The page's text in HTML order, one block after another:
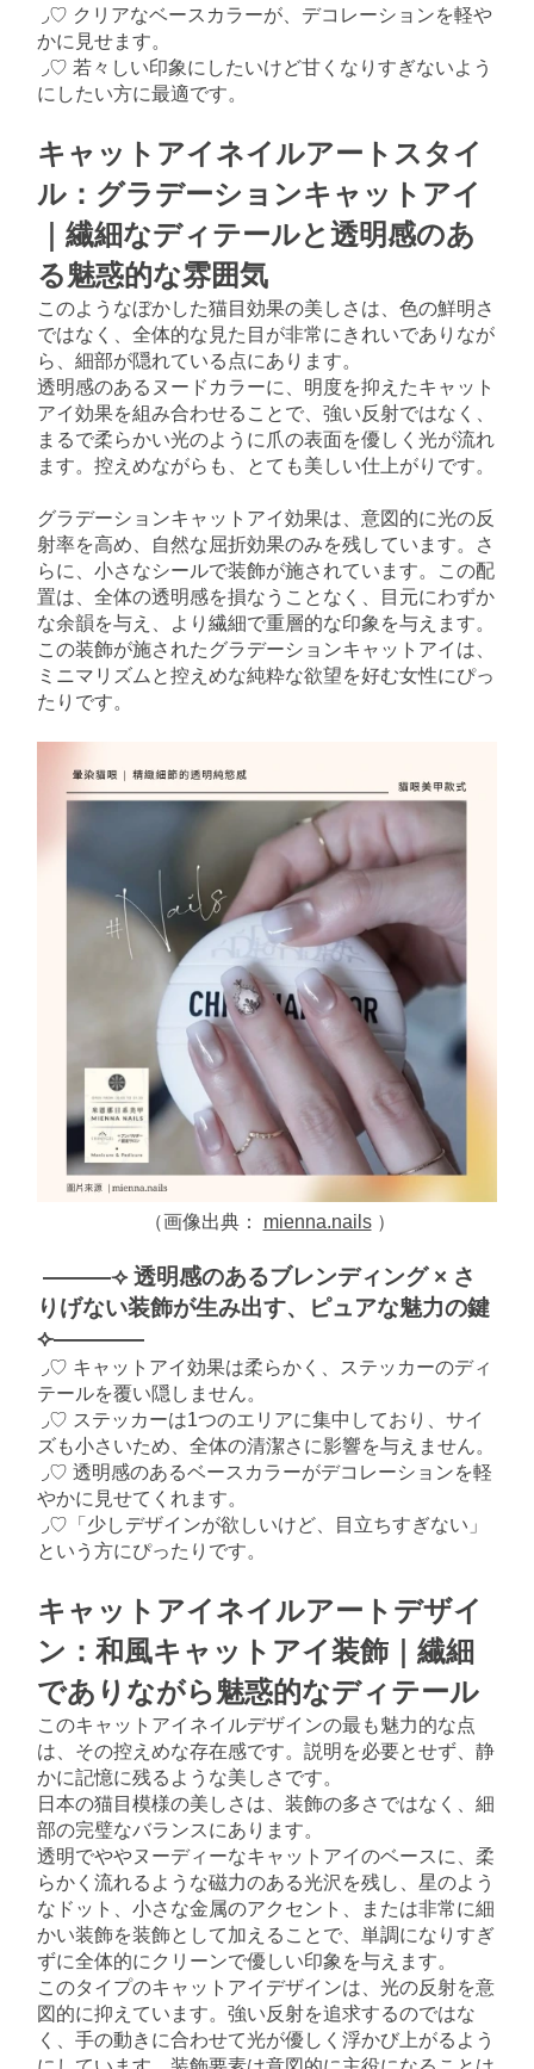
◞♡ クリアなベースカラーが、デコレーションを軽や
かに見せます。
◞♡ 若々しい印象にしたいけど甘くなりすぎないよう
にしたい方に最適です。
キャットアイネイルアートスタイ
ル：グラデーションキャットアイ
｜繊細なディテールと透明感のあ
る魅惑的な雰囲気
このようなぼかした猫目効果の美しさは、色の鮮明さ
ではなく、全体的な見た目が非常にきれいでありなが
ら、細部が隠れている点にあります。
透明感のあるヌードカラーに、明度を抑えたキャット
アイ効果を組み合わせることで、強い反射ではなく、
まるで柔らかい光のように爪の表面を優しく光が流れ
ます。控えめながらも、とても美しい仕上がりです。
グラデーションキャットアイ効果は、意図的に光の反
射率を高め、自然な屈折効果のみを残しています。さ
らに、小さなシールで装飾が施されています。この配
置は、全体の透明感を損なうことなく、目元にわずか
な余韻を与え、より繊細で重層的な印象を与えます。
この装飾が施されたグラデーションキャットアイは、
ミニマリズムと控えめな純粋な欲望を好む女性にぴっ
たりです。
（画像出典： mienna.nails ）
———⟢ 透明感のあるブレンディング × さ
りげない装飾が生み出す、ピュアな魅力の鍵
⟣————
◞♡ キャットアイ効果は柔らかく、ステッカーのディ
テールを覆い隠しません。
◞♡ ステッカーは1つのエリアに集中しており、サイ
ズも小さいため、全体の清潔さに影響を与えません。
◞♡ 透明感のあるベースカラーがデコレーションを軽
やかに見せてくれます。
◞♡「少しデザインが欲しいけど、目立ちすぎない」
という方にぴったりです。
キャットアイネイルアートデザイ
ン：和風キャットアイ装飾｜繊細
でありながら魅惑的なディテール
このキャットアイネイルデザインの最も魅力的な点
は、その控えめな存在感です。説明を必要とせず、静
かに記憶に残るような美しさです。
日本の猫目模様の美しさは、装飾の多さではなく、細
部の完璧なバランスにあります。
透明でややヌーディーなキャットアイのベースに、柔
らかく流れるような磁力のある光沢を残し、星のよう
なドット、小さな金属のアクセント、または非常に細
かい装飾を装飾として加えることで、単調になりすぎ
ずに全体的にクリーンで優しい印象を与えます。
このタイプのキャットアイデザインは、光の反射を意
図的に抑えています。強い反射を追求するのではな
く、手の動きに合わせて光が優しく浮かび上がるよう